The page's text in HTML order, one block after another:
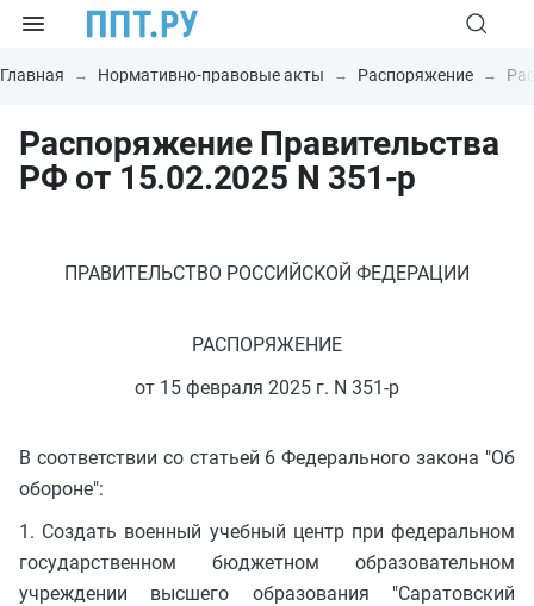
Главная Нормативно-правовые акты Распоряжение
Распоряжение Правительства
РФ от 15.02.2025 N 351-р
ПРАВИТЕЛЬСТВО РОССИЙСКОЙ ФЕДЕРАЦИИ
РАСПОРЯЖЕНИЕ
от 15 февраля 2025 г. N 351-р
В соответствии со статьей 6 Федерального закона "Об
обороне":
1. Создать военный учебный центр при федеральном
государственном бюджетном образовательном
учреждении высшего образования "Саратовский